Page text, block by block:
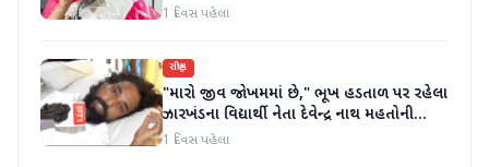
1 દિવસ પહેલા
રાષ્ટ્રીય
"મારો જીવ જોખમમાં છે," ભૂખ હડતાળ પર રહેલા
ઝારખંડના વિદ્યાર્થી નેતા દેવેન્દ્ર નાથ મહતોની
તબિયત ખરાબ
1 દિવસ પહેલા